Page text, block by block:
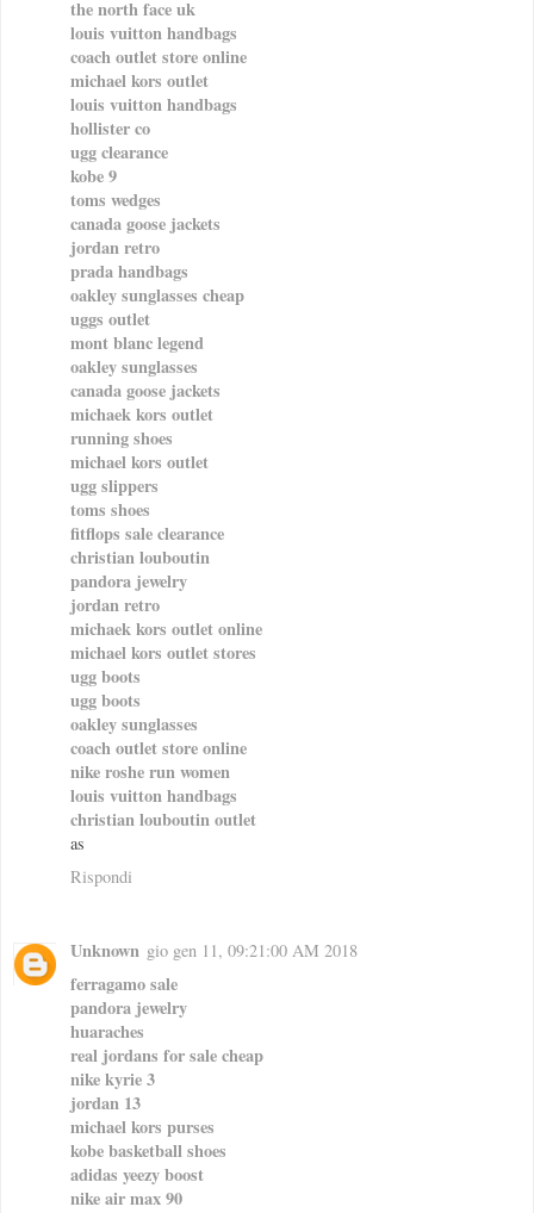
the north face uk
louis vuitton handbags
coach outlet store online
michael kors outlet
louis vuitton handbags
hollister co
ugg clearance
kobe 9
toms wedges
canada goose jackets
jordan retro
prada handbags
oakley sunglasses cheap
uggs outlet
mont blanc legend
oakley sunglasses
canada goose jackets
michaek kors outlet
running shoes
michael kors outlet
ugg slippers
toms shoes
fitflops sale clearance
christian louboutin
pandora jewelry
jordan retro
michaek kors outlet online
michael kors outlet stores
ugg boots
ugg boots
oakley sunglasses
coach outlet store online
nike roshe run women
louis vuitton handbags
christian louboutin outlet
as
Rispondi
Unknown gio gen 11, 09:21:00 AM 2018
ferragamo sale
pandora jewelry
huaraches
real jordans for sale cheap
nike kyrie 3
jordan 13
michael kors purses
kobe basketball shoes
adidas yeezy boost
nike air max 90